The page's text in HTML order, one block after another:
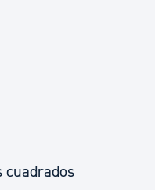
asociacionismo
cuadrados